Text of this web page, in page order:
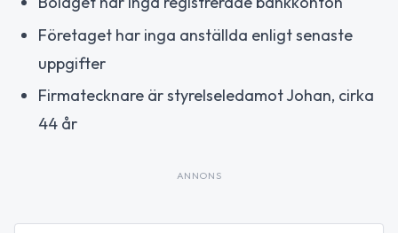
Företaget har inga anställda enligt senaste
uppgifter
Firmatecknare är styrelseledamot Johan, cirka
44 år
ANNONS